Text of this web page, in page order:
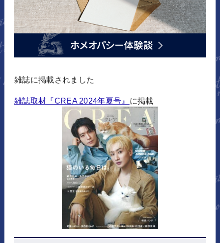
雑誌に掲載されました
雑誌取材『CREA 2024年夏号』 に掲載